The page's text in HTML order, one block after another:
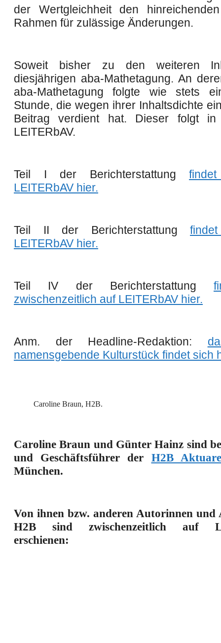
der Wertgleichheit den
Rahmen für zulässige Änderungen.
Soweit bisher zu den weiteren
diesjährigen aba-Mathetagung. An
aba-Mathetagung folgte wie stets
Stunde, die wegen ihrer Inhaltsdichte
Beitrag verdient hat. Dieser folgt
LEITERbAV.
Teil I der Berichterstattung
LEITERbAV hier.
Teil II der Berichterstattung
LEITERbAV hier.
Teil IV der Berichterstattung
zwischenzeitlich auf LEITERbAV hier.
Anm. der Headline-Redaktion:
namensgebende Kulturstück findet sich
Caroline Braun, H2B.
Caroline Braun und Günter Hainz sind
und Geschäftsführer der H2B
München.
Von ihnen bzw. anderen Autorinnen und
H2B sind zwischenzeitlich auf
erschienen: